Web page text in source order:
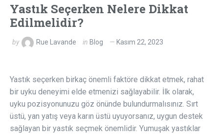
Yastık Seçerken Nelere Dikkat
Edilmelidir?
by Rue Lavande in Blog Kasım 22, 2023
Yastık seçerken birkaç önemli faktöre dikkat etmek, rahat
bir uyku deneyimi elde etmenizi sağlayabilir. İlk olarak,
uyku pozisyonunuzu göz önünde bulundurmalısınız. Sırt
üstü, yan yatış veya karın üstü uyuyorsanız, uygun destek
sağlayan bir yastık seçmek önemlidir. Yumuşak yastıklar